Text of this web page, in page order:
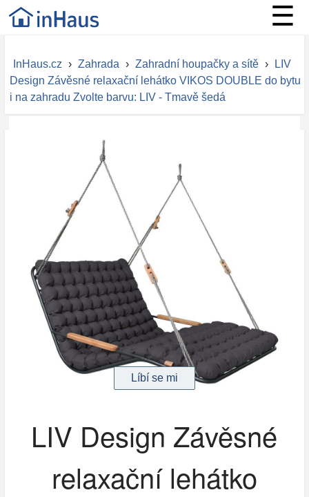
☰
InHaus.cz › Zahrada › Zahradní houpačky a sítě ›
LIV
Design Závěsné relaxační lehátko VIKOS DOUBLE do bytu
i na zahradu Zvolte barvu: LIV - Tmavě šedá
LIV Design Závěsné
relaxační lehátko